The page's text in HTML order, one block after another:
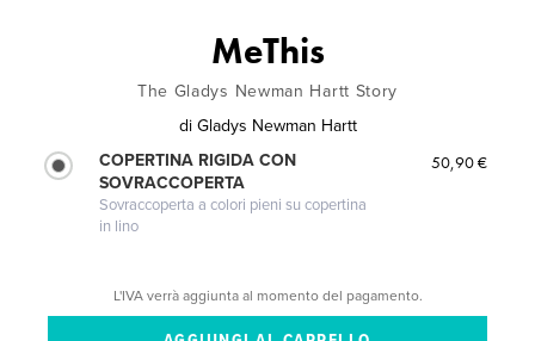
MeThis
The Gladys Newman Hartt Story
di Gladys Newman Hartt
COPERTINA RIGIDA CON
SOVRACCOPERTA
Sovraccoperta a colori pieni su copertina
in lino
50,90 €
L'IVA verrà aggiunta al momento del pagamento.